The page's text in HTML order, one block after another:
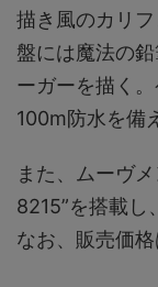
描き風のカリ
盤には魔法の
ーガーを描く
100m防水を備
また、ムーヴ
8215”を搭載し
なお、販売価